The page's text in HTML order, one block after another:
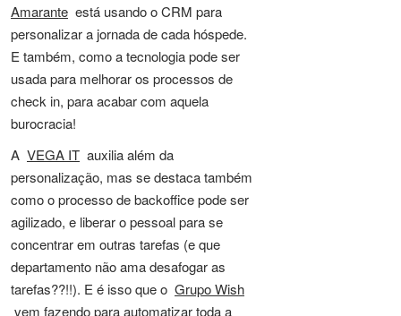
Amarante está usando o CRM para
personalizar a jornada de cada hóspede.
E também, como a tecnologia pode ser
usada para melhorar os processos de
check in, para acabar com aquela
burocracia!
A VEGA IT auxilia além da
personalização, mas se destaca também
como o processo de backoffice pode ser
agilizado, e liberar o pessoal para se
concentrar em outras tarefas (e que
departamento não ama desafogar as
tarefas??!!). E é isso que o Grupo Wish
vem fazendo para automatizar toda a